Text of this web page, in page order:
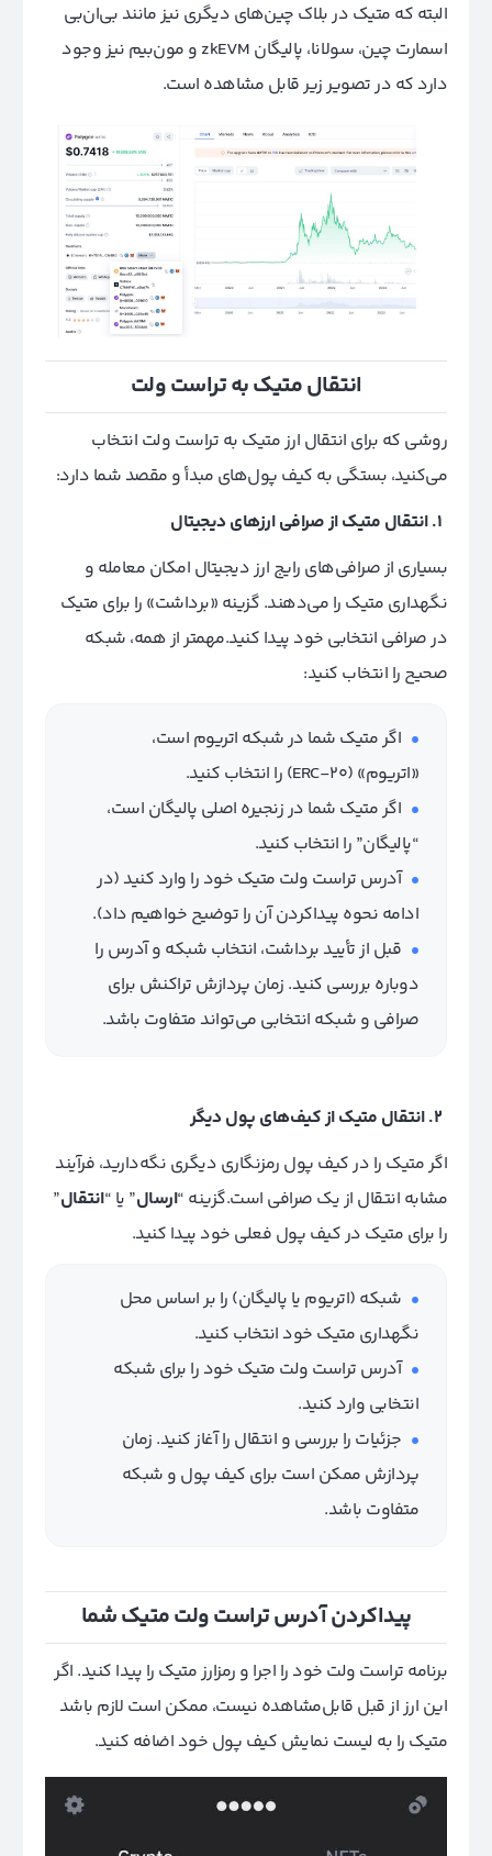
البته که متیک در بلاک چین‌های دیگری نیز مانند بی‌ان‌بی
اسمارت چین، سولانا، پالیگان zkEVM و مون‌بیم نیز وجود
دارد که در تصویر زیر قابل مشاهده است.
انتقال متیک به تراست ولت
روشی که برای انتقال ارز متیک به تراست ولت انتخاب
می‌کنید، بستگی به کیف پول‌های مبدأ و مقصد شما دارد:
1. انتقال متیک از صرافی ارزهای دیجیتال
بسیاری از صرافی‌های رایج ارز دیجیتال امکان معامله و
نگهداری متیک را می‌دهند. گزینه «برداشت» را برای متیک
در صرافی انتخابی خود پیدا کنید.مهمتر از همه، شبکه
صحیح را انتخاب کنید:
اگر متیک شما در شبکه اتریوم است،
«اتریوم» (ERC-20) را انتخاب کنید.
اگر متیک شما در زنجیره اصلی پالیگان است،
“پالیگان” را انتخاب کنید.
آدرس تراست ولت متیک خود را وارد کنید (در
ادامه نحوه پیداکردن آن را توضیح خواهیم داد).
قبل از تأیید برداشت، انتخاب شبکه و آدرس را
دوباره بررسی کنید. زمان پردازش تراکنش برای
صرافی و شبکه انتخابی می‌تواند متفاوت باشد.
2. انتقال متیک از کیف‌های پول دیگر
اگر متیک را در کیف پول رمزنگاری دیگری نگه‌دارید، فرآیند
مشابه انتقال از یک صرافی است.گزینه “ارسال” یا “انتقال”
را برای متیک در کیف پول فعلی خود پیدا کنید.
شبکه (اتریوم یا پالیگان) را بر اساس محل
نگهداری متیک خود انتخاب کنید.
آدرس تراست ولت متیک خود را برای شبکه
انتخابی وارد کنید.
جزئیات را بررسی و انتقال را آغاز کنید. زمان
پردازش ممکن است برای کیف پول و شبکه
متفاوت باشد.
پیداکردن آدرس تراست ولت متیک شما
برنامه تراست ولت خود را اجرا و رمزارز متیک را پیدا کنید. اگر
این ارز از قبل قابل‌مشاهده نیست، ممکن است لازم باشد
متیک را به لیست نمایش کیف پول خود اضافه کنید.